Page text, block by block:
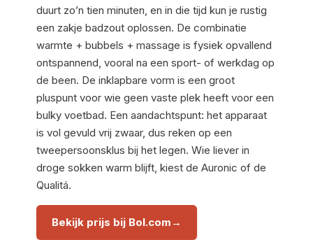
duurt zo’n tien minuten, en in die tijd kun je rustig
een zakje badzout oplossen. De combinatie
warmte + bubbels + massage is fysiek opvallend
ontspannend, vooral na een sport- of werkdag op
de been. De inklapbare vorm is een groot
pluspunt voor wie geen vaste plek heeft voor een
bulky voetbad. Een aandachtspunt: het apparaat
is vol gevuld vrij zwaar, dus reken op een
tweepersoonsklus bij het legen. Wie liever in
droge sokken warm blijft, kiest de Auronic of de
Qualitá.
Bekijk prijs bij Bol.com